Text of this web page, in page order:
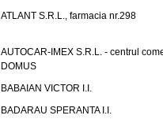
ATLANT S.R.L., farmacia nr.298
AUTOCAR-IMEX S.R.L. - centrul
DOMUS
BABAIAN VICTOR I.I.
BADARAU SPERANTA I.I.